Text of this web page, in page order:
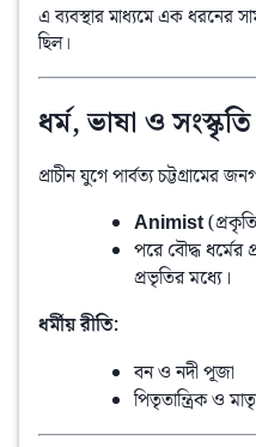
এ ব্যবস্থার মাধ্যমে এক ধরনের
ছিল।
ধর্ম, ভাষা ও সংস্কৃতি
প্রাচীন যুগে পার্বত্য চট্টগ্রামের
Animist
পরে বৌদ্ধ ধর্মের
প্রভৃতির মধ্যে।
ধর্মীয় রীতি:
বন ও নদী পূজা
পিতৃতান্ত্রিক ও